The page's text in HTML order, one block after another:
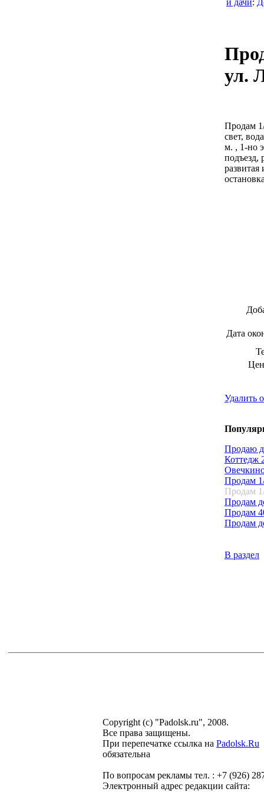
и дачи:
ул.
Продам
свет,
м. , 1-но
подъезд,
Дата
Удалить
Продаю
Коттедж
Продам
Продам
Продам
Продам
Продам
В раздел
Copyright (c) "Padolsk.ru", 2008.
Все права защищены.
При перепечатке ссылка на Padolsk.Ru
обязательна
По вопросам рекламы тел. : +7 (926)
Электронный адрес редакции сайта: